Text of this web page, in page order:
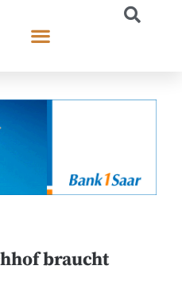
braucht